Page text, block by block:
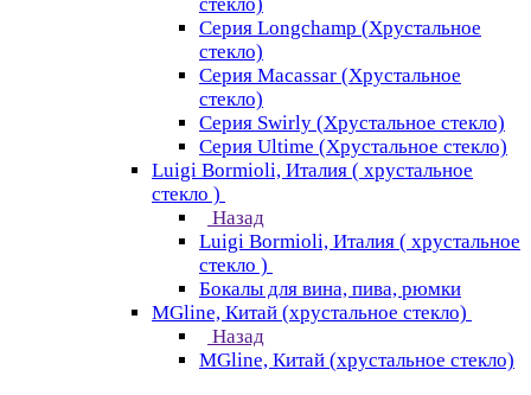
Серия Longchamp (Хрустальное
стекло)
Серия Macassar (Хрустальное
стекло)
Серия Swirly (Хрустальное стекло)
Серия Ultime (Хрустальное стекло)
Luigi Bormioli, Италия ( хрустальное
стекло )
Назад
Luigi Bormioli, Италия ( хрустальное
стекло )
Бокалы для вина, пива, рюмки
MGline, Китай (хрустальное стекло)
Назад
MGline, Китай (хрустальное стекло)